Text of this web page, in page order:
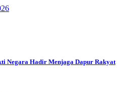
Negara Hadir Menjaga Dapur Rakyat